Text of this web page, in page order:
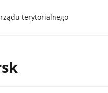
terytorialnego